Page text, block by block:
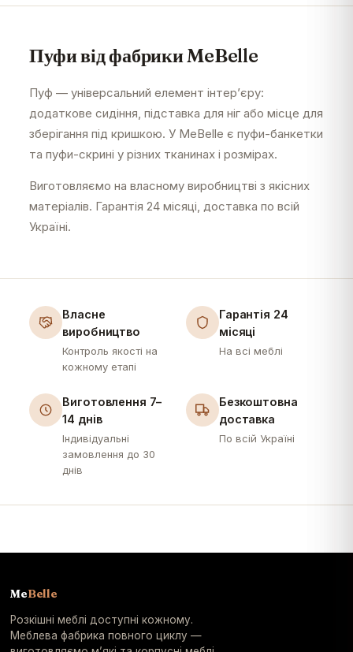
Пуфи від фабрики MeBelle
Пуф — універсальний елемент інтер’єру:
додаткове сидіння, підставка для ніг або місце для
зберігання під кришкою. У MeBelle є пуфи-банкетки
та пуфи-скрині у різних тканинах і розмірах.
Виготовляємо на власному виробництві з якісних
матеріалів. Гарантія 24 місяці, доставка по всій
Україні.
Власне
виробництво
Контроль якості на
кожному етапі
Гарантія 24
місяці
На всі меблі
Виготовлення 7–
14 днів
Індивідуальні
замовлення до 30
днів
Безкоштовна
доставка
По всій Україні
MeBelle
Розкішні меблі доступні кожному.
Меблева фабрика повного циклу —